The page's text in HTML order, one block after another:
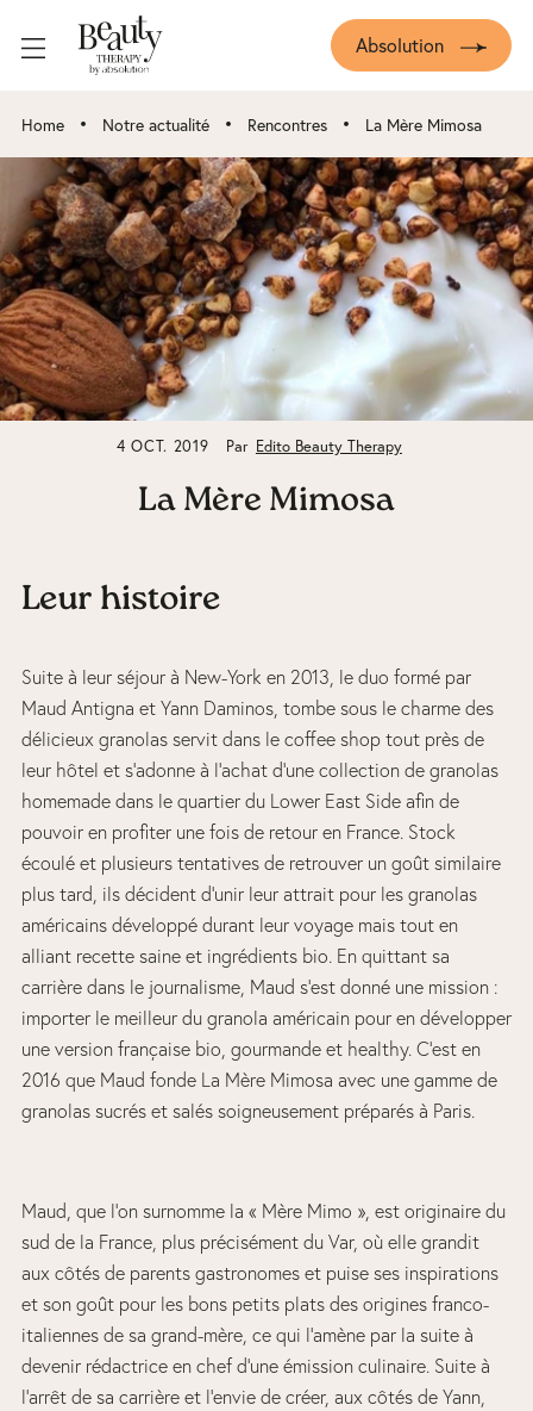
Absolution
Home • Notre actualité • Rencontres • La Mère Mimosa
4 OCT. 2019 Par Edito Beauty Therapy
La Mère Mimosa
Leur histoire
Suite à leur séjour à New-York en 2013, le duo formé par
Maud Antigna et Yann Daminos, tombe sous le charme des
délicieux granolas servit dans le coffee shop tout près de
leur hôtel et s’adonne à l’achat d’une collection de granolas
homemade dans le quartier du Lower East Side afin de
pouvoir en profiter une fois de retour en France. Stock
écoulé et plusieurs tentatives de retrouver un goût similaire
plus tard, ils décident d’unir leur attrait pour les granolas
américains développé durant leur voyage mais tout en
alliant recette saine et ingrédients bio. En quittant sa
carrière dans le journalisme, Maud s’est donné une mission :
importer le meilleur du granola américain pour en développer
une version française bio, gourmande et healthy. C’est en
2016 que Maud fonde La Mère Mimosa avec une gamme de
granolas sucrés et salés soigneusement préparés à Paris.
Maud, que l’on surnomme la « Mère Mimo », est originaire du
sud de la France, plus précisément du Var, où elle grandit
aux côtés de parents gastronomes et puise ses inspirations
et son goût pour les bons petits plats des origines franco-
italiennes de sa grand-mère, ce qui l’amène par la suite à
devenir rédactrice en chef d’une émission culinaire. Suite à
l’arrêt de sa carrière et l’envie de créer, aux côtés de Yann,